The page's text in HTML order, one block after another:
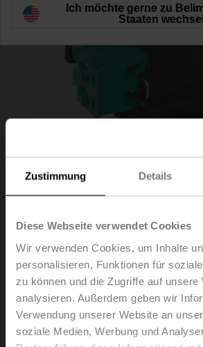
Zustimmung Details
Diese Webseite verwendet Cookies
Wir verwenden Cookies, um Inhalte
personalisieren, Funktionen für
zu können und die Zugriffe auf unsere
analysieren. Außerdem geben wir
Verwendung unserer Website an
soziale Medien, Werbung und
ZBAT0
Blinddeckel für BAT (ohne
Kanalinnentemperatur)
Der Austausch des
Fachpersonal zulässig. Die
Ich möchte gerne zu
Staaten